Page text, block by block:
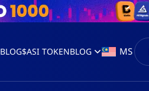
BLOG$ASI TOKENBLOG MS